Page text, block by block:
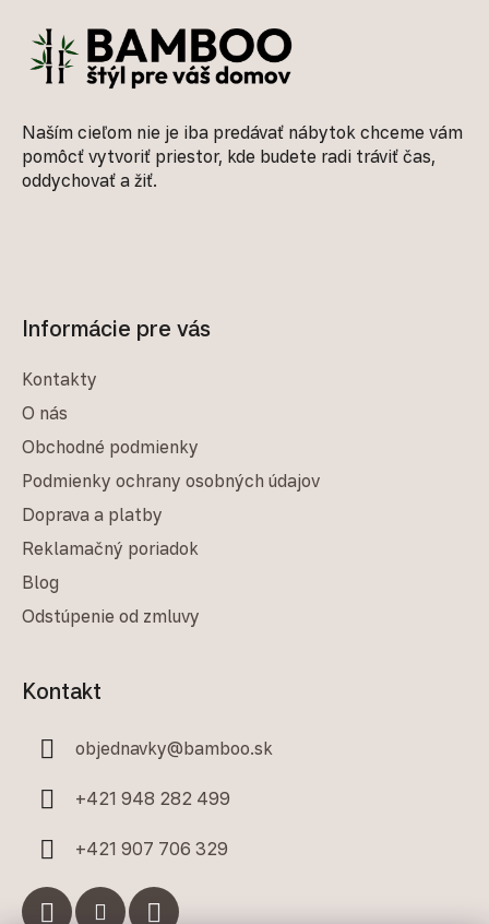
Naším cieľom nie je iba predávať nábytok chceme vám
pomôcť vytvoriť priestor, kde budete radi tráviť čas,
oddychovať a žiť.
Informácie pre vás
Kontakty
O nás
Obchodné podmienky
Podmienky ochrany osobných údajov
Doprava a platby
Reklamačný poriadok
Blog
Odstúpenie od zmluvy
Kontakt
objednavky@bamboo.sk
+421 948 282 499
+421 907 706 329